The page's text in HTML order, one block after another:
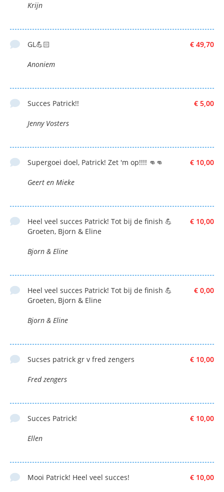
Krijn
€ 49,70
GL💪🏻
Anoniem
€ 5,00
Succes Patrick!!
Jenny Vosters
€ 10,00
Supergoei doel, Patrick! Zet 'm op!!!! 👊👊
Geert en Mieke
€ 10,00
Heel veel succes Patrick! Tot bij de finish 💪
Groeten, Bjorn & Eline
Bjorn & Eline
€ 0,00
Heel veel succes Patrick! Tot bij de finish 💪
Groeten, Bjorn & Eline
Bjorn & Eline
€ 10,00
Sucses patrick gr v fred zengers
Fred zengers
€ 10,00
Succes Patrick!
Ellen
€ 10,00
Mooi Patrick! Heel veel succes!